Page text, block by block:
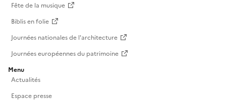
Fête de la musique
Biblis en folie
Journées nationales de l'architecture
Journées européennes du patrimoine
Menu
Actualités
Espace presse